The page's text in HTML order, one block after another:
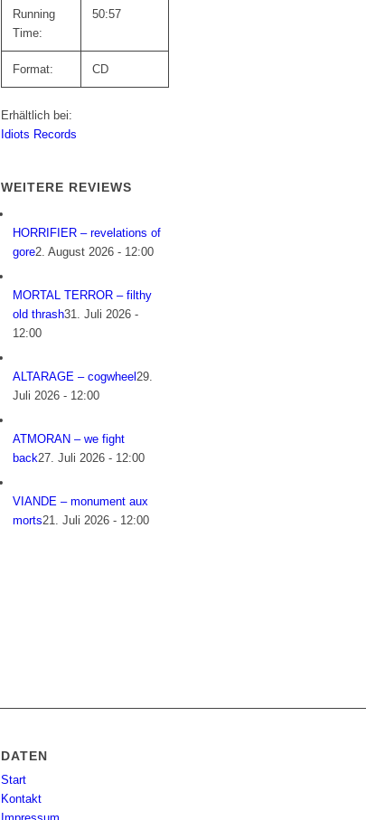
Running
Time:
50:57
Format: CD
Erhältlich bei:
Idiots Records
WEITERE REVIEWS
HORRIFIER – revelations of
gore2. August 2026 - 12:00
MORTAL TERROR – filthy
old thrash31. Juli 2026 -
12:00
ALTARAGE – cogwheel29.
Juli 2026 - 12:00
ATMORAN – we fight
back27. Juli 2026 - 12:00
VIANDE – monument aux
morts21. Juli 2026 - 12:00
DATEN
Start
Kontakt